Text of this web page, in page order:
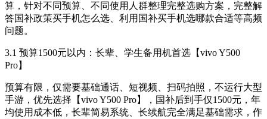
算，针对不同预算、不同使用人群整理完整选购方案，完整解
答国补政策买手机怎么选、利用国补买手机选哪款合适等高频
问题。
3.1 预算1500元以内：长辈、学生备用机首选【vivo Y500
Pro】
预算有限，仅需要基础通话、短视频、扫码拍照，不运行大型
手游，优先选择【vivo Y500 Pro】，国补后到手仅1500元，年
均使用成本低，长辈简易系统、长续航完全满足基础需求，作